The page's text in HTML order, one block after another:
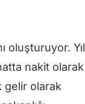
oluşturuyor. Yıl
nakit olarak
gelir olarak